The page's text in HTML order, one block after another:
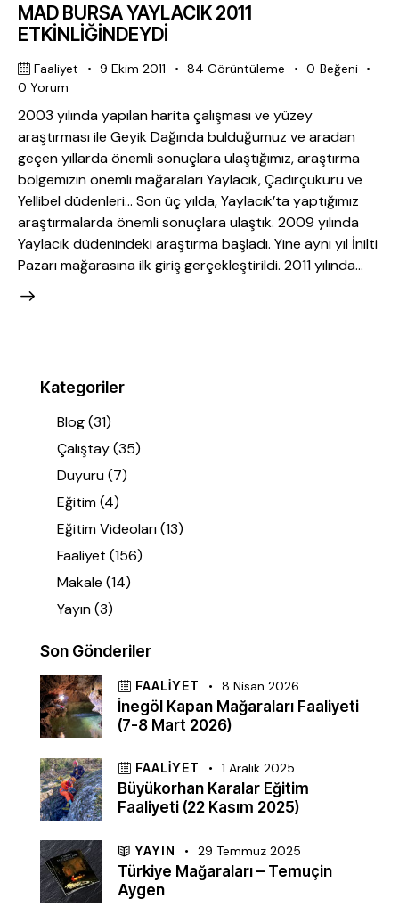
MAD BURSA YAYLACIK 2011
ETKİNLİĞİNDEYDİ
Faaliyet 9 Ekim 2011 84 Görüntüleme 0 Beğeni
0 Yorum
2003 yılında yapılan harita çalışması ve yüzey
araştırması ile Geyik Dağında bulduğumuz ve aradan
geçen yıllarda önemli sonuçlara ulaştığımız, araştırma
bölgemizin önemli mağaraları Yaylacık, Çadırçukuru ve
Yellibel düdenleri… Son üç yılda, Yaylacık’ta yaptığımız
araştırmalarda önemli sonuçlara ulaştık. 2009 yılında
Yaylacık düdenindeki araştırma başladı. Yine aynı yıl İnilti
Pazarı mağarasına ilk giriş gerçekleştirildi. 2011 yılında…
Kategoriler
Blog(31)
Çalıştay(35)
Duyuru(7)
Eğitim(4)
Eğitim Videoları(13)
Faaliyet (156)
Makale (14)
Yayın(3)
Son Gönderiler
FAALIYET 8 Nisan 2026
İnegöl Kapan Mağaraları Faaliyeti
(7-8 Mart 2026)
FAALIYET 1 Aralık 2025
Büyükorhan Karalar Eğitim
Faaliyeti (22 Kasım 2025)
YAYIN 29 Temmuz 2025
Türkiye Mağaraları – Temuçin
Aygen